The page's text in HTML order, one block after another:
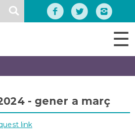
☰
- gener a març
link